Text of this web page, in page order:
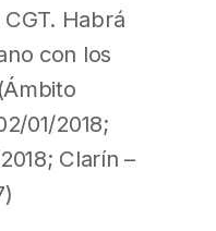
Habrá
con los
01/2018;
Clarín –